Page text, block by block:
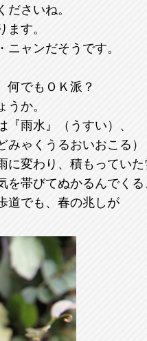
さいね。
す。
ニャンだそうです。
でもＯＫ派？
うか。
雨水』（うすい）、
ゃくうるおいおこる）
に変わり、積もっていた
帯びてぬかるんでくる
道でも、春の兆しが